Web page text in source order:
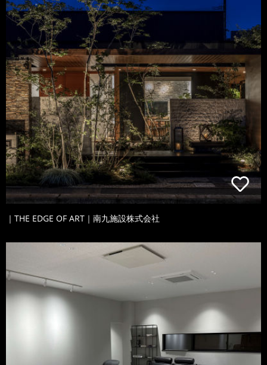
｜THE EDGE OF ART｜南九施設株式会社